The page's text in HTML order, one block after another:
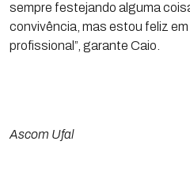
sempre festejando alguma
convivência, mas estou feliz
profissional”, garante Caio.
Ascom Ufal